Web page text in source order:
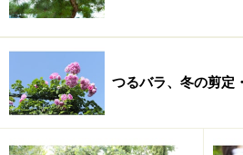
美しいハナミズキやナツツバキ……
所と目的によって樹種を絞り込
らです。
つるバラ、冬の剪定